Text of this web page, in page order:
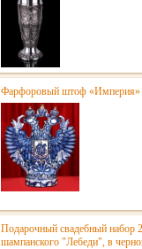
Фарфоровый штоф «Империя»
Подарочный свадебный набор
шампанского "Лебеди", в